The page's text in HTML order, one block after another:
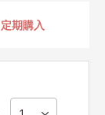
定期購入